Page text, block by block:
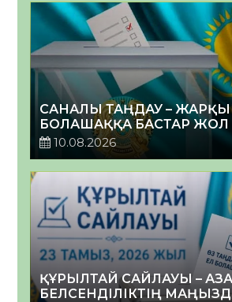
САНАЛЫ ТАҢДАУ –
БОЛАШАҚҚА БАСТАР ЖОЛ
10.08.2026
ҚҰРЫЛТАЙ САЙЛАУЫ –
БЕЛСЕНДІЛІКТІҢ